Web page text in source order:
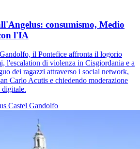
consumismo, Medio
l'IA
il Pontefice affronta il logorio
l'escalation di violenza in Cisgiordania e a
dei ragazzi attraverso i social network,
Carlo Acutis e chiedendo moderazione
digitale.
Castel Gandolfo